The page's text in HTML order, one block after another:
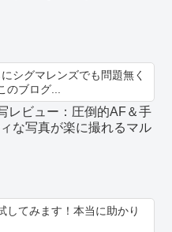
シグマレンズでも問題無く
のブログ...
レビュー：圧倒的AF＆手
な写真が楽に撮れるマル
してみます！本当に助かり